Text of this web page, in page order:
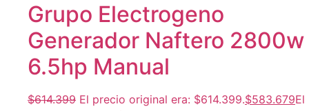
Grupo Electrogeno
Generador Naftero 2800w
6.5hp Manual
$614.399 El precio original era: $614.399.$583.679El